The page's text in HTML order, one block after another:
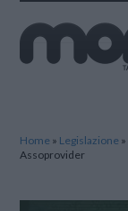
Home » Legislazione »
Assoprovider